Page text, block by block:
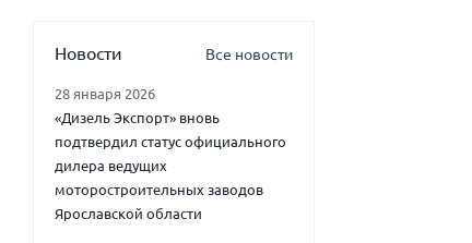
Новости Все новости
28 января 2026
«Дизель Экспорт» вновь
подтвердил статус официального
дилера ведущих
моторостроительных заводов
Ярославской области